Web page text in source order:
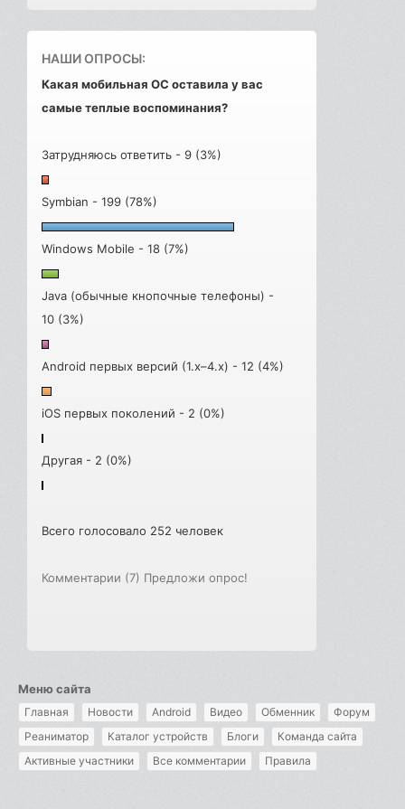
НАШИ ОПРОСЫ:
Какая мобильная ОС оставила у вас
самые теплые воспоминания?
Затрудняюсь ответить - 9 (3%)
Symbian - 199 (78%)
Windows Mobile - 18 (7%)
Java (обычные кнопочные телефоны) -
10 (3%)
Android первых версий (1.x–4.x) - 12 (4%)
iOS первых поколений - 2 (0%)
Другая - 2 (0%)
Всего голосовало 252 человек
Комментарии (7) Предложи опрос!
Меню сайта
Главная Новости Android Видео Обменник
Форум
Реаниматор
Каталог устройств Блоги
Команда сайта
Активные участники
Все комментарии Правила